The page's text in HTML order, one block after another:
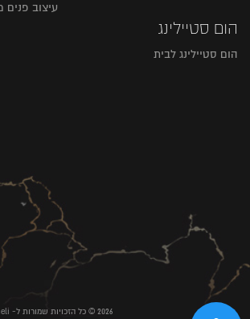
עיצוב פנים
הום סטיילינג
הום סטיילינג לבית
2026 © כל הזכויות שמורות ל- Daniel Michaeli